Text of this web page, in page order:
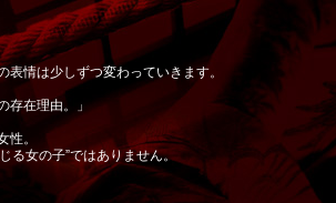
情は少しずつ変わっていきます。
存在理由。」
性。
る女の子”ではありません。